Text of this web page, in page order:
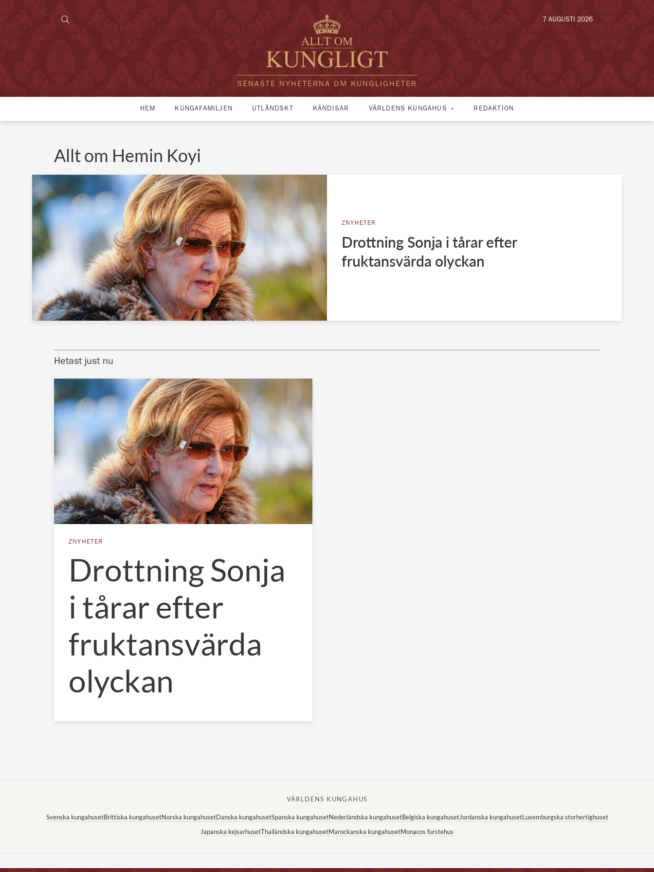
SENASTE NYHETERNA OM KUNGLIGHETER
7 AUGUSTI 2026
HEM KUNGAFAMILJEN UTLÄNDSKT KÄNDISAR VÄRLDENS KUNGAHUS REDAKTION
Allt om Hemin Koyi
ZNYHETER
Drottning Sonja i tårar efter
fruktansvärda olyckan
Hetast just nu
ZNYHETER
Drottning Sonja
i tårar efter
fruktansvärda
olyckan
VÄRLDENS KUNGAHUS
Svenska kungahusetBrittiska kungahusetNorska kungahusetDanska kungahusetSpanska kungahusetNederländska kungahusetBelgiska kungahusetJordanska kungahusetLuxemburgska storhertighuset
Japanska kejsarhusetThailändska kungahusetMarockanska kungahusetMonacos furstehus